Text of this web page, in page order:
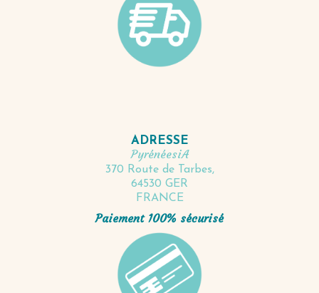
ADRESSE
PyrénéesiA
370 Route de Tarbes,
64530 GER
FRANCE
Paiement 100% sécurisé